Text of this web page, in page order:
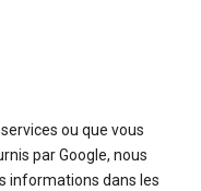
ou que vous
par Google, nous
informations dans les